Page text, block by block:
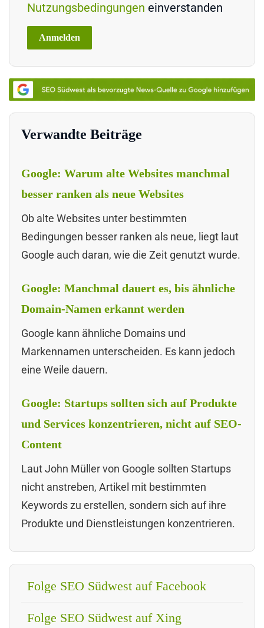
Nutzungsbedingungen einverstanden
Verwandte Beiträge
Google: Warum alte Websites manchmal
besser ranken als neue Websites
Ob alte Websites unter bestimmten
Bedingungen besser ranken als neue, liegt laut
Google auch daran, wie die Zeit genutzt wurde.
Google: Manchmal dauert es, bis ähnliche
Domain-Namen erkannt werden
Google kann ähnliche Domains und
Markennamen unterscheiden. Es kann jedoch
eine Weile dauern.
Google: Startups sollten sich auf Produkte
und Services konzentrieren, nicht auf SEO-
Content
Laut John Müller von Google sollten Startups
nicht anstreben, Artikel mit bestimmten
Keywords zu erstellen, sondern sich auf ihre
Produkte und Dienstleistungen konzentrieren.
Folge SEO Südwest auf Facebook
Folge SEO Südwest auf Xing